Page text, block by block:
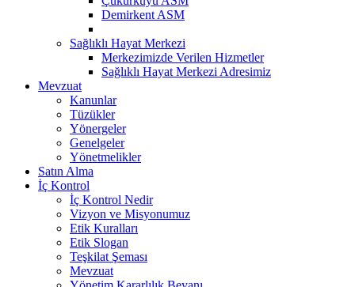
Demirkent ASM
Sağlıklı Hayat Merkezi
Merkezimizde Verilen Hizmetler
Sağlıklı Hayat Merkezi Adresimiz
Mevzuat
Kanunlar
Tüzükler
Yönergeler
Genelgeler
Yönetmelikler
Satın Alma
İç Kontrol
İç Kontrol Nedir
Vizyon ve Misyonumuz
Etik Kuralları
Etik Slogan
Teşkilat Şeması
Mevzuat